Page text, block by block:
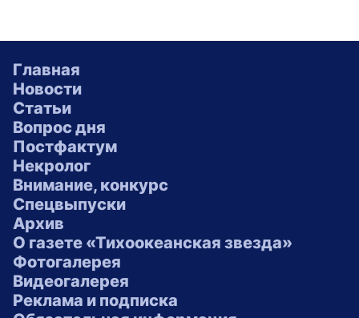
Главная
Новости
Статьи
Вопрос дня
Постфактум
Некролог
Внимание, конкурс
Спецвыпуски
Архив
О газете «Тихоокеанская звезда»
Фотогалерея
Видеогалерея
Реклама и подписка